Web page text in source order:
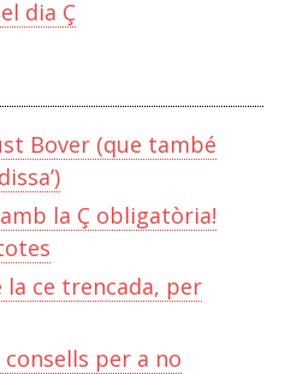
dia Ç
Bover (que també
la Ç obligatòria!
ce trencada, per
per a no